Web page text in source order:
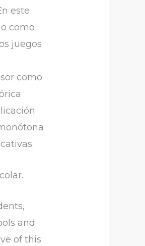
este
como
juegos
como
and
of this